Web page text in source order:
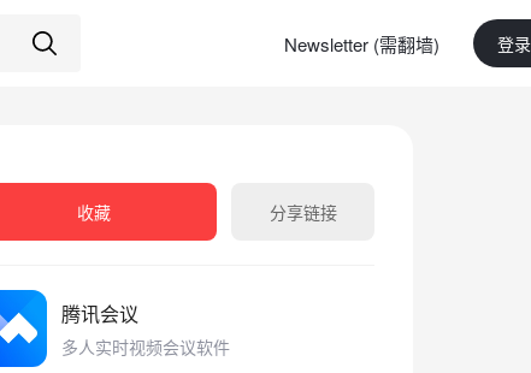
Newsletter (需翻墙) 登
收藏 分享链接
腾讯会议
多人实时视频会议软件